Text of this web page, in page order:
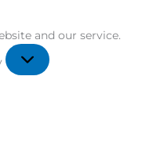
and our service.